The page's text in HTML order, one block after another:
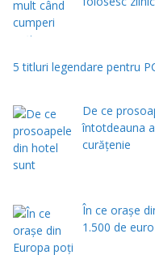
5 titluri legendare pentru
De ce
întotdeauna
curățenie
În ce orașe
1.500 de